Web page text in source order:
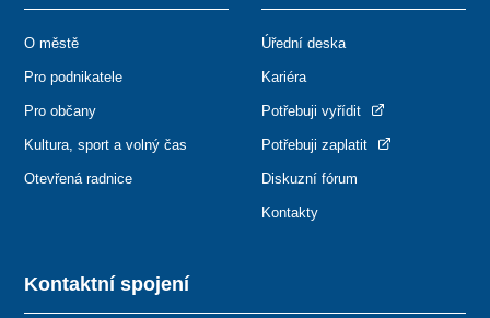
Kontaktní spojení
O městě
Pro podnikatele
Pro občany
Kultura, sport a volný čas
Otevřená radnice
Úřední deska
Kariéra
Potřebuji vyřídit
Potřebuji zaplatit
Diskuzní fórum
Kontakty